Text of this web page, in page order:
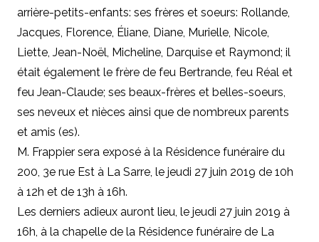
arrière-petits-enfants: ses frères et soeurs: Rollande,
Jacques, Florence, Éliane, Diane, Murielle, Nicole,
Liette, Jean-Noël, Micheline, Darquise et Raymond; il
était également le frère de feu Bertrande, feu Réal et
feu Jean-Claude; ses beaux-frères et belles-soeurs,
ses neveux et nièces ainsi que de nombreux parents
et amis (es).
M. Frappier sera exposé à la Résidence funéraire du
200, 3e rue Est à La Sarre, le jeudi 27 juin 2019 de 10h
à 12h et de 13h à 16h.
Les derniers adieux auront lieu, le jeudi 27 juin 2019 à
16h, à la chapelle de la Résidence funéraire de La